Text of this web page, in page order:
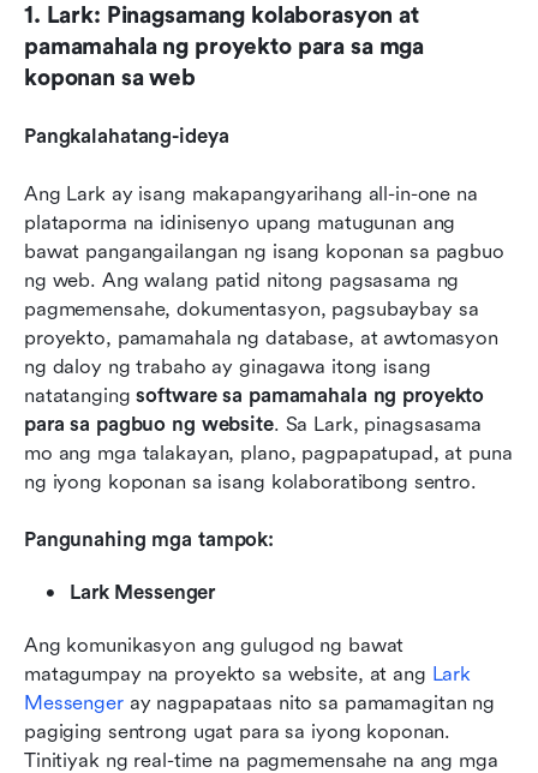
1. Lark: Pinagsamang kolaborasyon at
pamamahala ng proyekto para sa mga
koponan sa web
Pangkalahatang-ideya
Ang Lark ay isang makapangyarihang all-in-one na
plataporma na idinisenyo upang matugunan ang
bawat pangangailangan ng isang koponan sa pagbuo
ng web. Ang walang patid nitong pagsasama ng
pagmemensahe, dokumentasyon, pagsubaybay sa
proyekto, pamamahala ng database, at awtomasyon
ng daloy ng trabaho ay ginagawa itong isang
natatanging software sa pamamahala ng proyekto
para sa pagbuo ng website. Sa Lark, pinagsasama
mo ang mga talakayan, plano, pagpapatupad, at puna
ng iyong koponan sa isang kolaboratibong sentro.
Pangunahing mga tampok:
Lark Messenger
Ang komunikasyon ang gulugod ng bawat
matagumpay na proyekto sa website, at ang Lark
Messenger ay nagpapataas nito sa pamamagitan ng
pagiging sentrong ugat para sa iyong koponan.
Tinitiyak ng real-time na pagmemensahe na ang mga